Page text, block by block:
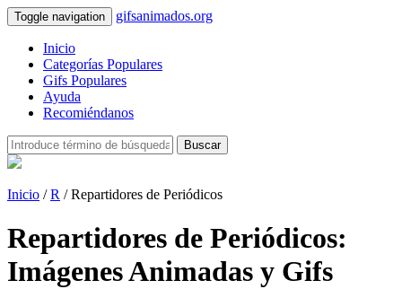
Toggle navigation gifsanimados.org
Inicio
Categorías Populares
Gifs Populares
Ayuda
Recomiéndanos
Buscar
Inicio /R / Repartidores de Periódicos
Repartidores de Periódicos:
Imágenes Animadas y Gifs